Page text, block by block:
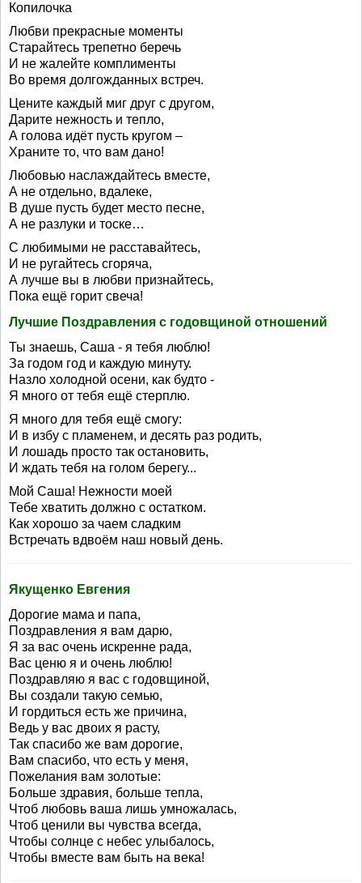
Копилочка
Любви прекрасные моменты
Старайтесь трепетно беречь
И не жалейте комплименты
Во время долгожданных встреч.
Цените каждый миг друг с другом,
Дарите нежность и тепло,
А голова идёт пусть кругом –
Храните то, что вам дано!
Любовью наслаждайтесь вместе,
А не отдельно, вдалеке,
В душе пусть будет место песне,
А не разлуки и тоске…
С любимыми не расставайтесь,
И не ругайтесь сгоряча,
А лучше вы в любви признайтесь,
Пока ещё горит свеча!
Лучшие Поздравления с годовщиной отношений
Ты знаешь, Саша - я тебя люблю!
За годом год и каждую минуту.
Назло холодной осени, как будто -
Я много от тебя ещё стерплю.
Я много для тебя ещё смогу:
И в избу с пламенем, и десять раз родить,
И лошадь просто так остановить,
И ждать тебя на голом берегу...
Мой Саша! Нежности моей
Тебе хватить должно с остатком.
Как хорошо за чаем сладким
Встречать вдвоём наш новый день.
Якущенко Евгения
Дорогие мама и папа,
Поздравления я вам дарю,
Я за вас очень искренне рада,
Вас ценю я и очень люблю!
Поздравляю я вас с годовщиной,
Вы создали такую семью,
И гордиться есть же причина,
Ведь у вас двоих я расту,
Так спасибо же вам дорогие,
Вам спасибо, что есть у меня,
Пожелания вам золотые:
Больше здравия, больше тепла,
Чтоб любовь ваша лишь умножалась,
Чтоб ценили вы чувства всегда,
Чтобы солнце с небес улыбалось,
Чтобы вместе вам быть на века!